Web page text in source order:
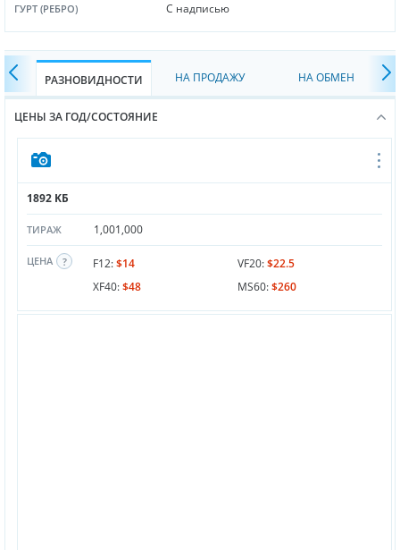
ГУРТ (РЕБРО) С надписью
РАЗНОВИДНОСТИ НА ПРОДАЖУ НА ОБМЕН
ЦЕНЫ ЗА ГОД/СОСТОЯНИЕ
1892 KБ
ТИРАЖ 1,001,000
ЦЕНА F12:$14 VF20:$22.5
XF40:$48 MS60:$260